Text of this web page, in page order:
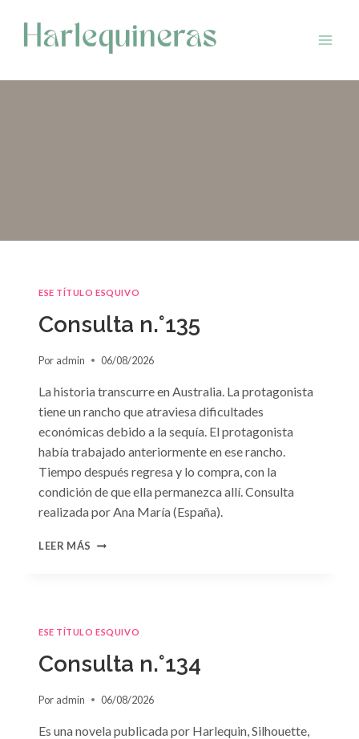
contenido
ESE TÍTULO ESQUIVO
Consulta n.°135
Por admin 06/08/2026
La historia transcurre en Australia. La protagonista
tiene un rancho que atraviesa dificultades
económicas debido a la sequía. El protagonista
había trabajado anteriormente en ese rancho.
Tiempo después regresa y lo compra, con la
condición de que ella permanezca allí. Consulta
realizada por Ana María (España).
LEER MÁS CONSULTA
ESE TÍTULO ESQUIVO
Consulta n.°134
Por admin 06/08/2026
Es una novela publicada por Harlequin, Silhouette,